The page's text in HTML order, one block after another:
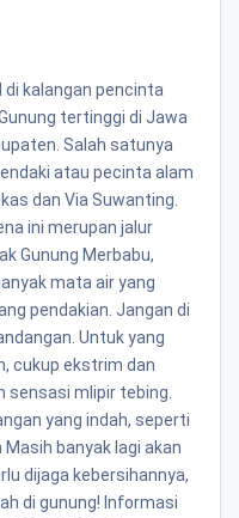
kalangan pencinta
tertinggi di Jawa
Salah satunya
atau pecinta alam
dan Via Suwanting.
ini merupan jalur
Gunung Merbabu,
mata air yang
pendakian. Jangan di
Untuk yang
cukup ekstrim dan
sensasi mlipir tebing.
yang indah, seperti
banyak lagi akan
dijaga kebersihannya,
di gunung! Informasi